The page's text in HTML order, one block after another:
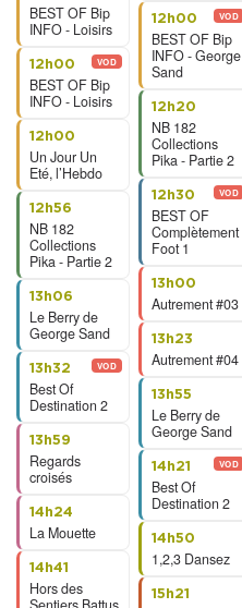
BEST OF Bip
INFO - Loisirs
12h00
BEST OF Bip
INFO - Loisirs
VOD
12h00
Un Jour Un
Eté, l’Hebdo
12h56
NB 182
Collections
Pika - Partie 2
13h06
Le Berry de
George Sand
13h32
Best Of
Destination 2
VOD
13h59
Regards
croisés
14h24
La Mouette
14h41
Hors des
12h00
BEST OF Bip
INFO - George
Sand
VOD
12h20
NB 182
Collections
Pika - Partie 2
12h30
BEST OF
Complètement
Foot 1
VOD
13h00
Autrement #03
13h23
Autrement #04
13h55
Le Berry de
George Sand
14h21
Best Of
Destination 2
VOD
14h50
1,2,3 Dansez
15h21